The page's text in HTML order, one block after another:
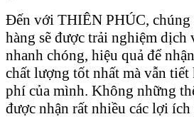
Đến với THIÊN PHÚC, chúng
hàng sẽ được trải nghiệm dịch
nhanh chóng, hiệu quả để
chất lượng tốt nhất mà vẫn
phí của mình. Không những
được nhận rất nhiều các lợi ích